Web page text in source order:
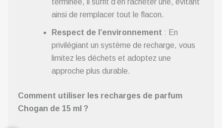
ainsi de remplacer tout le flacon.
Respect de l’environnement : En
privilégiant un système de recharge, vous
limitez les déchets et adoptez une
approche plus durable.
Comment utiliser les recharges de parfum
Chogan de 15 ml ?